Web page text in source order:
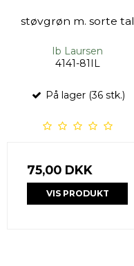
støvgrøn m. sorte tal
Ib Laursen
4141-81IL
På lager (36 stk.)
75,00 DKK
VIS PRODUKT